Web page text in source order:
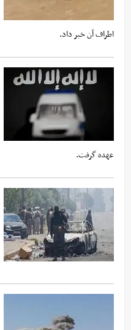
اطراف آن خبر داد.
عهده گرفت.